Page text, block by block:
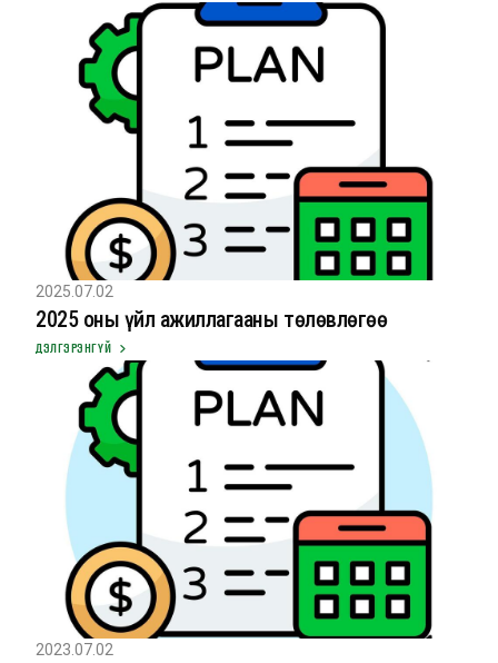
2025.07.02
2025 оны үйл ажиллагааны төлөвлөгөө
ДЭЛГЭРЭНГҮЙ
2023.07.02